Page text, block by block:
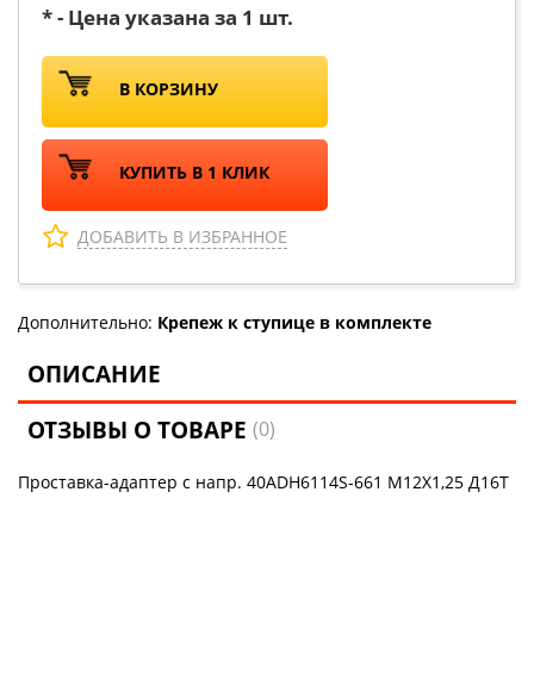
* - Цена указана за 1 шт.
В КОРЗИНУ
КУПИТЬ В 1 КЛИК
ДОБАВИТЬ В ИЗБРАННОЕ
Дополнительно: Крепеж к ступице в комплекте
ОПИСАНИЕ
ОТЗЫВЫ О ТОВАРЕ(0)
Проставка-адаптер с напр. 40ADH6114S-661 М12Х1,25 Д16Т